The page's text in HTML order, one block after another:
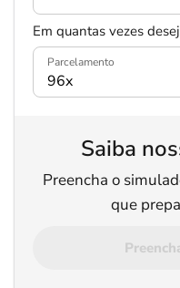
Em quantas vezes
Parcelamento
Saiba
Preencha o
que